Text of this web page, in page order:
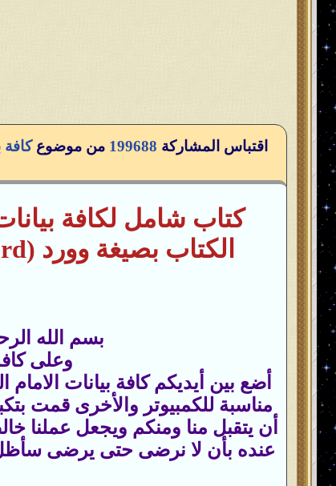
اقتباس المشاركة 199688 من موضوع
كتاب شامل لكافة
بسم الله
وعلى
أضع بين أيديكم كافة بيانات
مناسبة للكمبيوتر والأخرى قمت
أن يتقبل منا ومنكم ويجعل عملنا
عنده بأن لا نرضى حتى يرضى سأظل